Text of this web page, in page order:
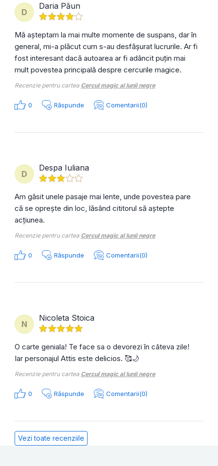
D
Daria Păun
Mă așteptam la mai multe momente de suspans, dar în
general, mi-a plăcut cum s-au desfășurat lucrurile. Ar fi
fost interesant dacă autoarea ar fi adâncit puțin mai
mult povestea principală despre cercurile magice.
Recenzie pentru cartea Cercul magic al lunii negre
0 Răspunde Comentarii(0)
D
Despa Iuliana
Am găsit unele pasaje mai lente, unde povestea pare
că se oprește din loc, lăsând cititorul să aștepte
acțiunea.
Recenzie pentru cartea Cercul magic al lunii negre
0 Răspunde Comentarii(0)
N
Nicoleta Stoica
O carte geniala! Te face sa o devorezi în câteva zile!
Iar personajul Attis este delicios. 🥰🌙
Recenzie pentru cartea Cercul magic al lunii negre
0 Răspunde Comentarii(0)
Vezi toate recenziile